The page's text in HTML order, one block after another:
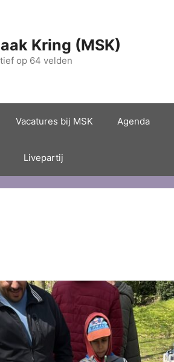
Kring (MSK)
op 64 velden
Vacatures bij MSK Agenda
Livepartij